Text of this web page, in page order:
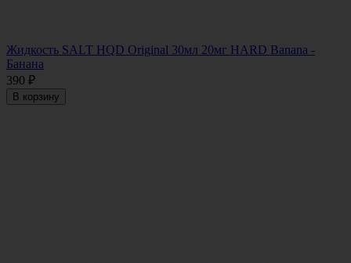
Жидкость SALT HQD Original 30мл 20мг HARD Banana -
Банана
390 ₽
В корзину